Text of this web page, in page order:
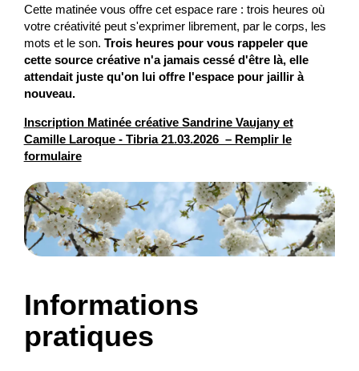
Cette matinée vous offre cet espace rare : trois heures où
votre créativité peut s'exprimer librement, par le corps, les
mots et le son. Trois heures pour vous rappeler que
cette source créative n'a jamais cessé d'être là, elle
attendait juste qu'on lui offre l'espace pour jaillir à
nouveau.
Inscription Matinée créative Sandrine Vaujany et
Camille Laroque - Tibria 21.03.2026 – Remplir le
formulaire
Informations
pratiques